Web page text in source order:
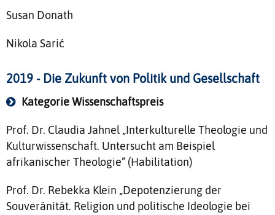
Susan Donath
Nikola Sarić
2019 - Die Zukunft von Politik und Gesellschaft
Kategorie Wissenschaftspreis
Prof. Dr. Claudia Jahnel „Interkulturelle Theologie und
Kulturwissenschaft. Untersucht am Beispiel
afrikanischer Theologie“ (Habilitation)
Prof. Dr. Rebekka Klein „Depotenzierung der
Souveränität. Religion und politische Ideologie bei